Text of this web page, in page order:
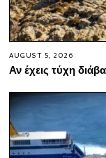
AUGUST 5, 2026
Αν έχεις τύχη